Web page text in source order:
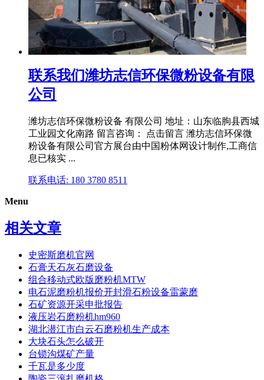
联系我们潍坊志信环保微粉设备有限
公司
潍坊志信环保微粉设备 有限公司 地址：山东临朐县西城
工业园文化南路 留言咨询： 点击留言 潍坊志信环保微
粉设备有限公司官方展台由中国粉体网设计制作,工商信
息已核实 ...
联系电话: 180 3780 8511
Menu
相关文章
史密斯磨机官网
石膏天石灰石磨设备
组合移动式欧版磨粉机MTW
电石泥磨粉机报价开封滑石粉设备雷蒙磨
石矿资源开采申批报告
液压岩石磨粉机hm960
湖北潜江市白云石磨粉机生产成本
大块石头怎么破开
台锁沟煤矿产量
千瓦是多少度